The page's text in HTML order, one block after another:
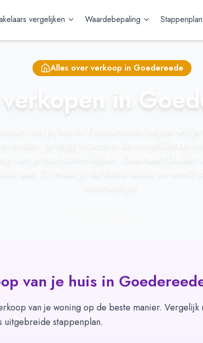
vergelijken Waardebepaling Stappenplan
Alles over verkoop in Goedereede
in
van je huis in
van je woning op de beste manier. Vergelijk
uitgebreide stappenplan.